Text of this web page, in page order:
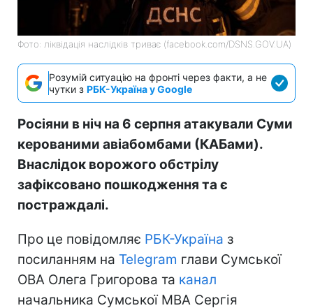
Фото: ліквідація наслідків триває (facebook.com/DSNS.GOV.UA)
Розумій ситуацію на фронті через факти, а не
чутки з РБК-Україна у Google
Росіяни в ніч на 6 серпня атакували Суми
керованими авіабомбами (КАБами).
Внаслідок ворожого обстрілу
зафіксовано пошкодження та є
постраждалі.
Про це повідомляє РБК-Україна з
посиланням на Telegram глави Сумської
ОВА Олега Григорова та канал
начальника Сумської МВА Сергія